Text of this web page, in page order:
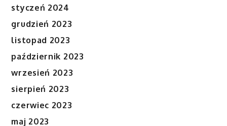
styczeń 2024
grudzień 2023
listopad 2023
październik 2023
wrzesień 2023
sierpień 2023
czerwiec 2023
maj 2023